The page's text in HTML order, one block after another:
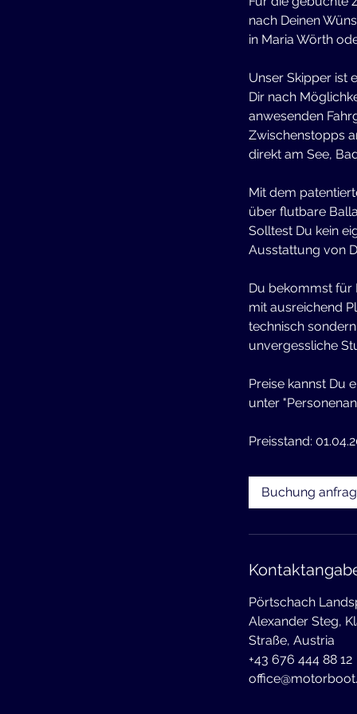
nach Deinen
in Maria Wörth
Unser Skipper ist
Dir nach
anwesenden
Zwischenstopps
direkt am See,
Mit dem
über flutbare
Solltest Du kein
Ausstattung von
Du bekommst für
mit ausreichend
technisch
unvergessliche
Preise kannst Du
unter
Preisstand:
Buchung
Pörtschach
Alexander Steg,
Straße, Austria
+43 676 444 88 12